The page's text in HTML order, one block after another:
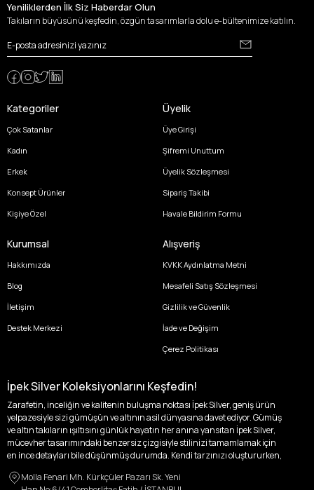
Yeniliklerden İlk Siz Haberdar Olun
Takıların büyüsünü keşfedin, özgün tasarımlarla dolu e-bültenimize katılın.
Kategoriler
Çok Satanlar
Kadın
Erkek
Konsept Ürünler
Kişiye Özel
Üyelik
Üye Girişi
Şifremi Unuttum
Üyelik Sözleşmesi
Sipariş Takibi
Havale Bildirim Formu
Kurumsal
Hakkımızda
Blog
İletişim
Destek Merkezi
Alışveriş
KVKK Aydınlatma Metni
Mesafeli Satış Sözleşmesi
Gizlilik ve Güvenlik
İade ve Değişim
Çerez Politikası
İpek Silver Koleksiyonlarını Keşfedin!
Zarafetin, inceliğin ve kalitenin buluşma noktası İpek Silver, geniş ürün
yelpazesiyle sizi gümüşün ve altının asil dünyasına davet ediyor. Gümüş
ve altın takıların ışıltısını günlük hayatın her anına yansıtan İpek Silver,
mücevher tasarımındaki benzersiz çizgisiyle stilinizi tamamlamak için
en ince detayları bile düşünmüş durumda. Kendi tarzınızı oluştururken,
özgünlüğünüzü ön plana çıkaracak tasarımlarımızla tanışın.
Molla Fenari Mh. Kürkçüler Pazarı Sk. Yeni